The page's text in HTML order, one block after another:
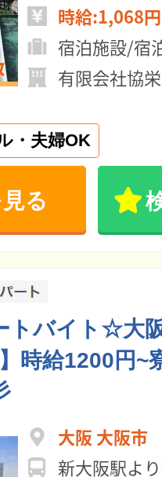
時給:1,068
宿泊施設/宿
有限会社協
・夫婦OK
る
トバイト☆大
時給1200円~
大阪 大阪市
新大阪駅よ